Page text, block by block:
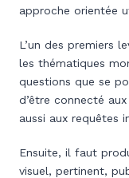
approche orientée
L’un des premiers
les thématiques
questions que se
d’être connecté
aussi aux requêtes
Ensuite, il faut
visuel, pertinent,